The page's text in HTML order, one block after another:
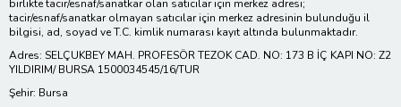
birlikte tacir/esnaf/sanatkar olan satıcılar için merkez adresi;
tacir/esnaf/sanatkar olmayan satıcılar için merkez adresinin bulunduğu il
bilgisi, ad, soyad ve T.C. kimlik numarası kayıt altında bulunmaktadır.
Adres: SELÇUKBEY MAH. PROFESÖR TEZOK CAD. NO: 173 B İÇ KAPI NO: Z2
YILDIRIM/ BURSA 1500034545/16/TUR
Şehir: Bursa